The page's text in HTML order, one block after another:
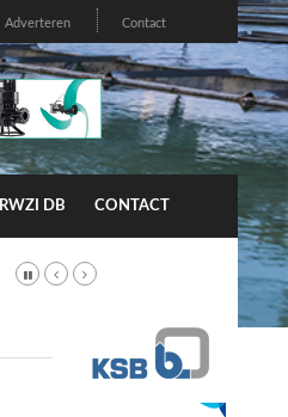
Adverteren Contact
RWZI DB CONTACT